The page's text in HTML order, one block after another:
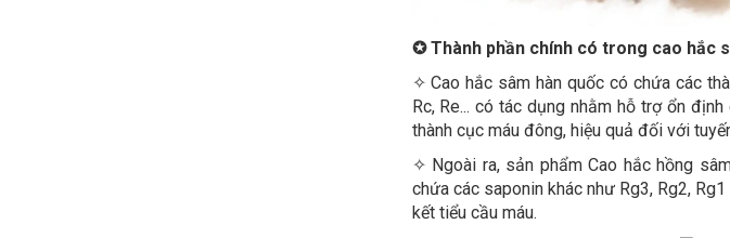
✪ Thành phần chính có trong cao hắc
✧ Cao hắc sâm hàn quốc có chứa các
Rc, Re... có tác dụng nhằm hỗ trợ ổn
thành cục máu đông, hiệu quả đối với
✧ Ngoài ra, sản phẩm Cao hắc hồng
chứa các saponin khác như Rg3, Rg2,
kết tiểu cầu máu.